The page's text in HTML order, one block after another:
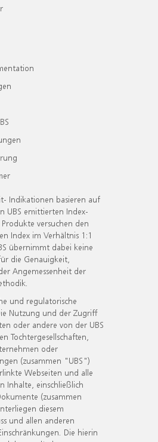
Indikationen basieren auf
UBS emittierten Index-
versuchen den
Index im Verhältnis 1:1
übernimmt dabei keine
die Genauigkeit,
Angemessenheit der
und regulatorische
Nutzung und der Zugriff
oder andere von der UBS
Tochtergesellschaften,
oder
(zusammen "UBS")
Webseiten und alle
Inhalte, einschließlich
(zusammen
diesem
und allen anderen
Die hierin